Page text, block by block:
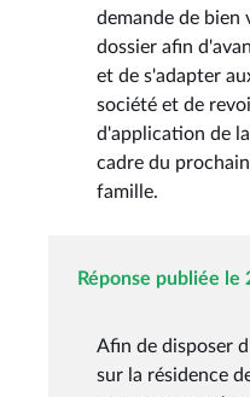
demande de bien
dossier afin
et de s'adapter
société et de
d'application de
cadre du
famille.
Réponse publiée le
Afin de disposer
sur la résidence